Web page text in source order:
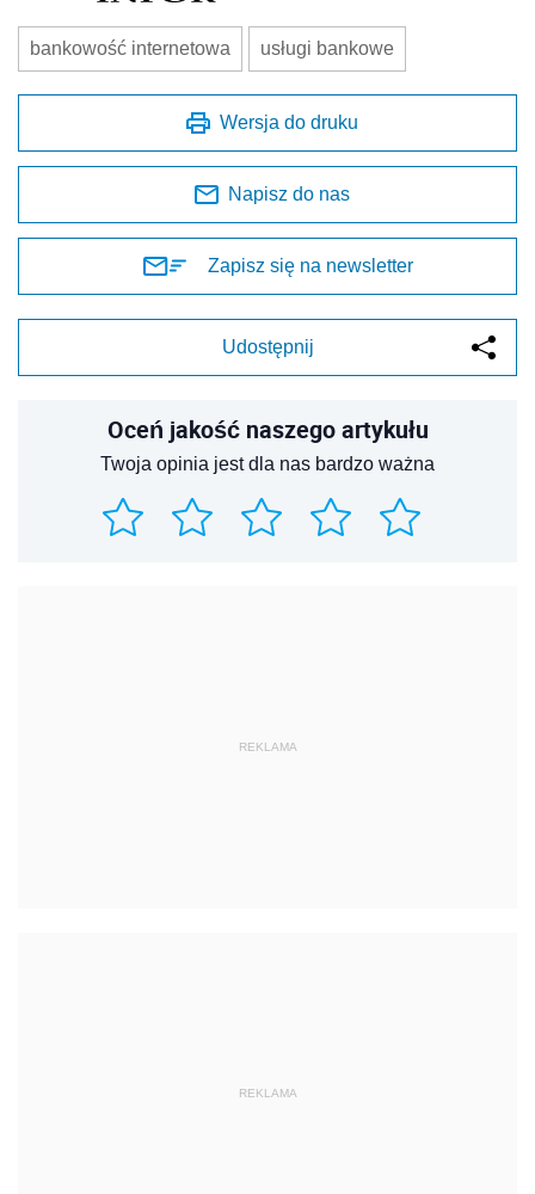
bankowość internetowa usługi bankowe
Wersja do druku
Napisz do nas
Zapisz się na newsletter
Udostępnij
Oceń jakość naszego artykułu
Twoja opinia jest dla nas bardzo ważna
REKLAMA
REKLAMA